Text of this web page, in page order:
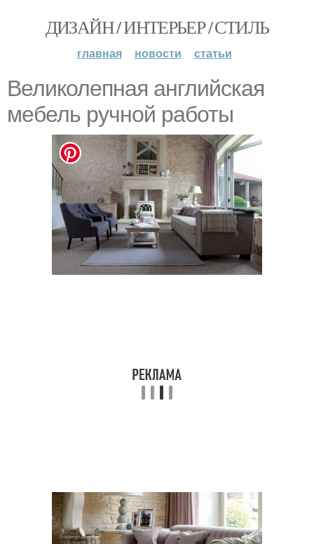
ДИЗАЙН / ИНТЕРЬЕР / СТИЛЬ
главная новости статьи
Великолепная английская
мебель ручной работы